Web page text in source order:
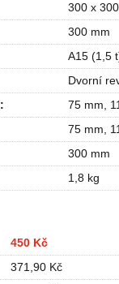
300 x
300 mm
A15 (1,5
Dvorní
: 75 mm
75 mm
300 mm
1,8 kg
450 Kč
371,90 Kč